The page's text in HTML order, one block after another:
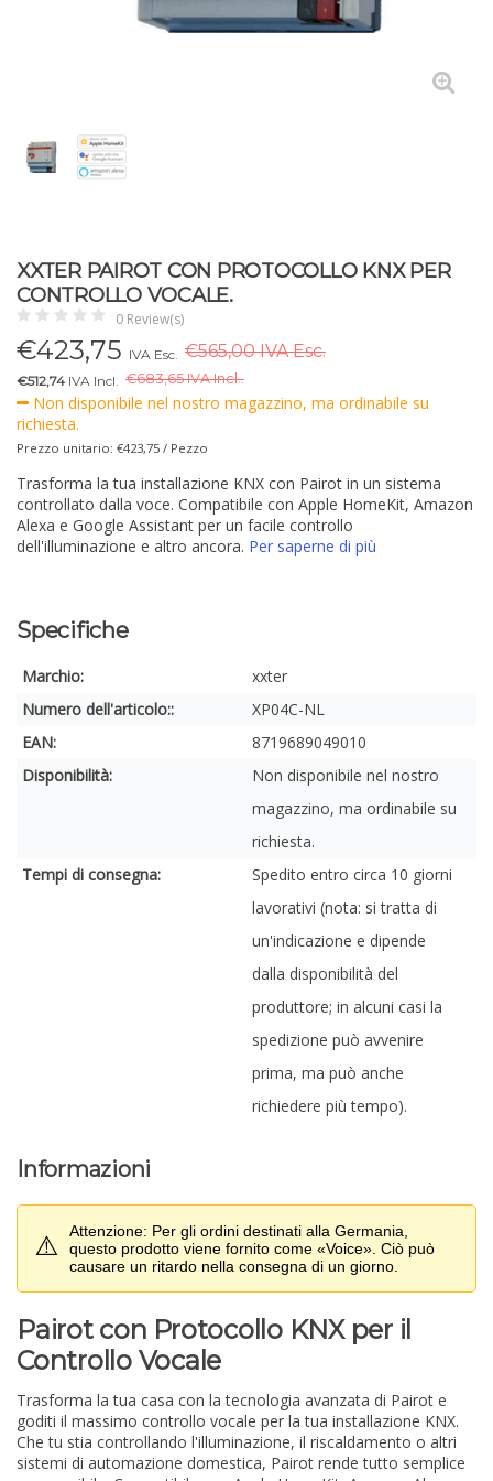
XXTER PAIROT CON PROTOCOLLO KNX PER
CONTROLLO VOCALE.
0 Review(s)
€423,75 IVA Esc. €565,00 IVA Esc.
€512,74 IVA Incl. €683,65 IVA Incl..
Non disponibile nel nostro magazzino, ma ordinabile su
richiesta.
Prezzo unitario: €423,75 / Pezzo
Trasforma la tua installazione KNX con Pairot in un sistema
controllato dalla voce. Compatibile con Apple HomeKit, Amazon
Alexa e Google Assistant per un facile controllo
dell'illuminazione e altro ancora. Per saperne di più
Specifiche
Marchio:
xxter
Numero dell'articolo::
XP04C-NL
EAN:
8719689049010
Disponibilità:
Non disponibile nel nostro
magazzino, ma ordinabile su
richiesta.
Tempi di consegna:
Spedito entro circa 10 giorni
lavorativi (nota: si tratta di
un'indicazione e dipende
dalla disponibilità del
produttore; in alcuni casi la
spedizione può avvenire
prima, ma può anche
richiedere più tempo).
Informazioni
⚠️
Attenzione: Per gli ordini destinati alla Germania,
questo prodotto viene fornito come «Voice». Ciò può
causare un ritardo nella consegna di un giorno.
Pairot con Protocollo KNX per il
Controllo Vocale
Trasforma la tua casa con la tecnologia avanzata di Pairot e
goditi il massimo controllo vocale per la tua installazione KNX.
Che tu stia controllando l'illuminazione, il riscaldamento o altri
sistemi di automazione domestica, Pairot rende tutto semplice